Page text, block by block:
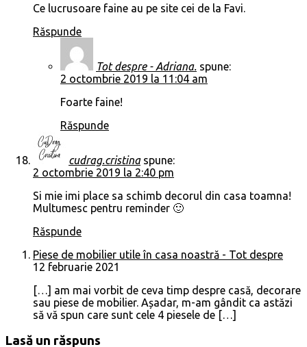
Ce lucrusoare faine au pe site cei de la Favi.
Răspunde
Tot despre - Adriana. spune:
2 octombrie 2019 la 11:04 am
Foarte faine!
Răspunde
cudrag.cristina spune:
2 octombrie 2019 la 2:40 pm
Si mie imi place sa schimb decorul din casa toamna!
Multumesc pentru reminder 🙂
Răspunde
Piese de mobilier utile în casa noastră - Tot despre
12 februarie 2021
[…] am mai vorbit de ceva timp despre casă, decorare
sau piese de mobilier. Așadar, m-am gândit ca astăzi
să vă spun care sunt cele 4 piesele de […]
Lasă un răspuns